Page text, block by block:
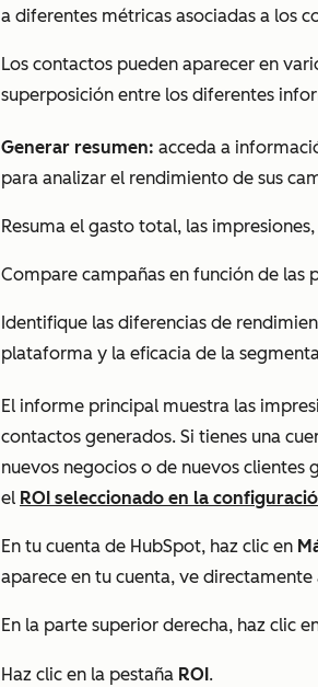
a diferentes métricas asociadas a los
Los contactos pueden aparecer en
superposición entre los diferentes
Generar resumen: acceda a
para analizar el rendimiento de sus
Resuma el gasto total, las
Compare campañas en función de
Identifique las diferencias de
plataforma y la eficacia de la
El informe principal muestra las
contactos generados. Si tienes una
nuevos negocios o de nuevos
el ROI seleccionado en la
En tu cuenta de HubSpot, haz clic en
aparece en tu cuenta, ve directamente
En la parte superior derecha, haz clic
Haz clic en la pestaña ROI.